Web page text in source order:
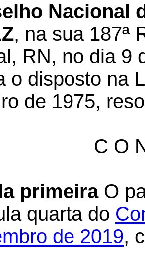
Nacional
, na sua 187ª
RN, no dia 9
o disposto na
de 1975,
C O
primeiraO
quarta do
de 2019,